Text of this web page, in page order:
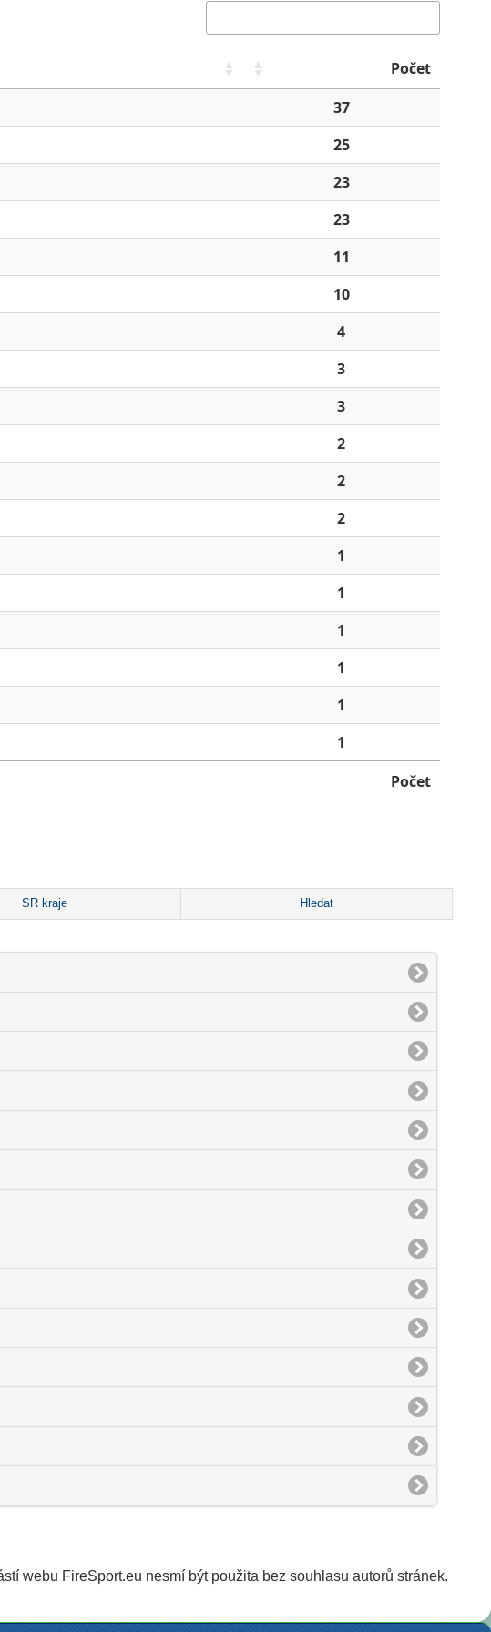
Počet
37
25
23
23
11
10
4
3
3
2
2
2
1
1
1
1
1
1
Počet
SR kraje Hledat
webu FireSport.eu nesmí být použita bez souhlasu autorů stránek.